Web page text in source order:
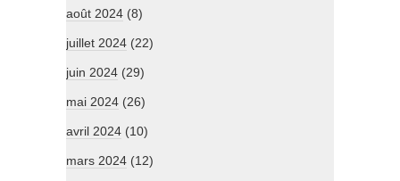
août 2024 (8)
juillet 2024 (22)
juin 2024 (29)
mai 2024 (26)
avril 2024 (10)
mars 2024 (12)